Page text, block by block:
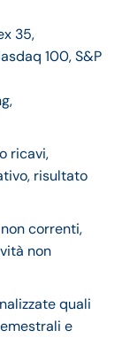
35,
100, S&P
ricavi,
risultato
correnti,
non
quali
e